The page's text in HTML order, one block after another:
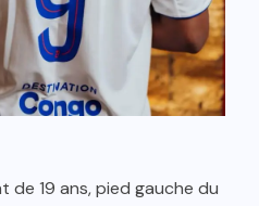
de 19 ans, pied gauche du